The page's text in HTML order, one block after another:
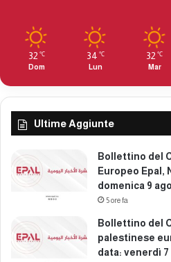
32 ℃
Dom
34 ℃
Lun
32 ℃
Mar
Ultime Aggiunte
Bollettino del
Europeo Epal,
domenica 9
5 ore fa
Bollettino del
palestinese
data: venerdì 7